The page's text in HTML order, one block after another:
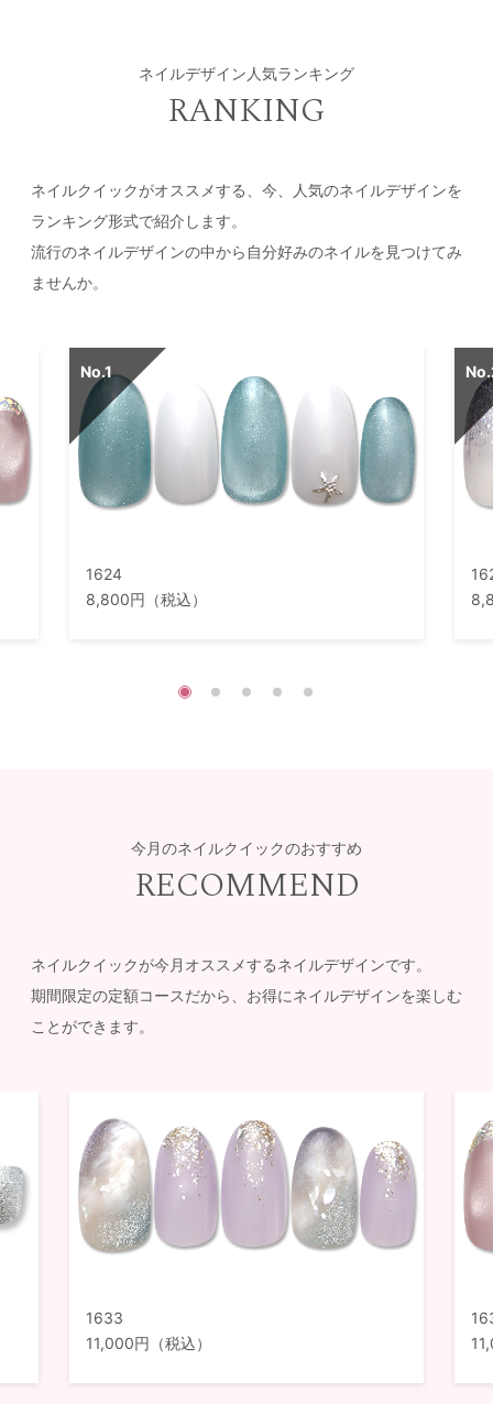
ネイルデザイン人気ランキング
RANKING
ネイルクイックがオススメする、今、人気のネイルデザインを
ランキング形式で紹介します。
流行のネイルデザインの中から自分好みのネイルを見つけてみ
ませんか。
1624
8,800円（税込）
今月のネイルクイックのおすすめ
RECOMMEND
ネイルクイックが今月オススメするネイルデザインです。
期間限定の定額コースだから、お得にネイルデザインを楽しむ
ことができます。
1633
11,000円（税込）